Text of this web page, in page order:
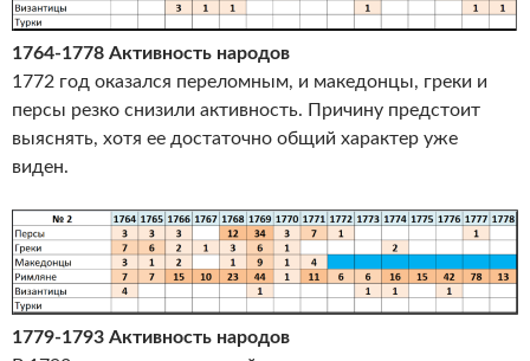
1764-1778 Активность народов
1772 год оказался переломным, и македонцы, греки и
персы резко снизили активность. Причину предстоит
выяснять, хотя ее достаточно общий характер уже
виден.
1779-1793 Активность народов